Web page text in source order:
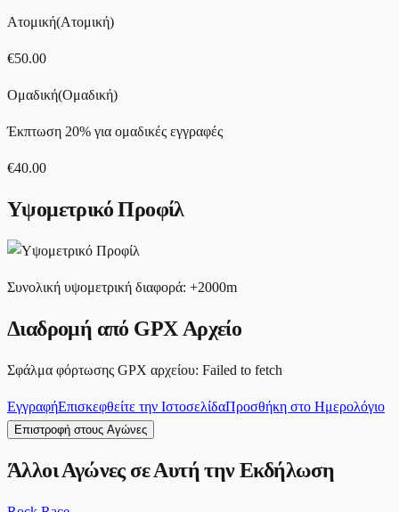
Ατομική(Ατομική)
€50.00
Ομαδική(Ομαδική)
Έκπτωση 20% για ομαδικές εγγραφές
€40.00
Υψομετρικό Προφίλ
Συνολική υψομετρική διαφορά: +2000m
Διαδρομή από GPX Αρχείο
Σφάλμα φόρτωσης GPX αρχείου: Failed to fetch
ΕγγραφήΕπισκεφθείτε την ΙστοσελίδαΠροσθήκη στο Ημερολόγιο
Επιστροφή στους Αγώνες
Άλλοι Αγώνες σε Αυτή την Εκδήλωση